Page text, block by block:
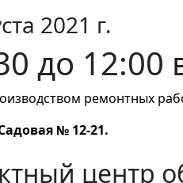
2021 г.
до 12:00
ремонтных
№ 12-21.
центр